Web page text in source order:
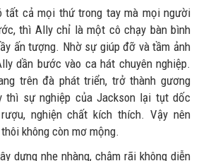
tất cả mọi thứ trong tay mà mọi người
thì Ally chỉ là một cô chạy bàn bình
ấn tượng. Nhờ sự giúp đỡ và tầm ảnh
dần bước vào ca hát chuyên nghiệp.
trên đà phát triển, trở thành gương
thì sự nghiệp của Jackson lại tụt dốc
nghiện chất kích thích. Vậy nên
không còn mơ mộng.
dựng nhẹ nhàng, chậm rãi không diễn